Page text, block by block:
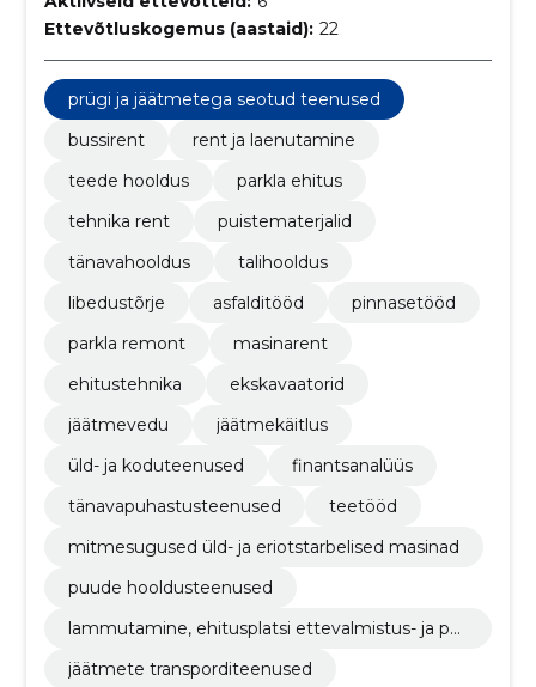
Ettevõtluskogemus (aastaid): 22
prügi ja jäätmetega seotud teenused
bussirent
rent ja laenutamine
teede hooldus
parkla ehitus
tehnika rent
puistematerjalid
tänavahooldus
talihooldus
libedustõrje
asfalditööd
pinnasetööd
parkla remont
masinarent
ehitustehnika
ekskavaatorid
jäätmevedu
jäätmekäitlus
üld- ja koduteenused
finantsanalüüs
tänavapuhastusteenused
teetööd
mitmesugused üld- ja eriotstarbelised masinad
puude hooldusteenused
lammutamine, ehitusplatsi ettevalmistus- ja pu
jäätmete transporditeenused